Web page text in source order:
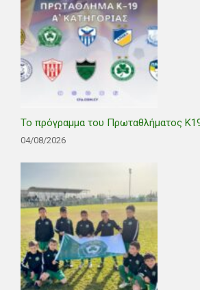
Το πρόγραμμα του Πρωταθλήματος
04/08/2026